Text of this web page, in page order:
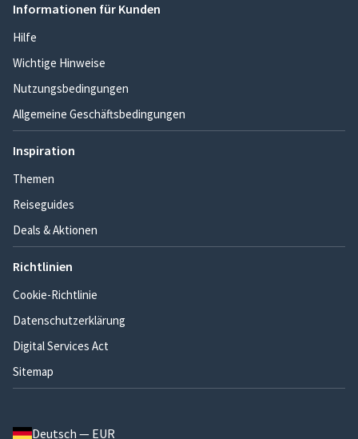
Informationen für Kunden
Hilfe
Wichtige Hinweise
Nutzungsbedingungen
Allgemeine Geschäftsbedingungen
Inspiration
Themen
Reiseguides
Deals & Aktionen
Richtlinien
Cookie-Richtlinie
Datenschutzerklärung
Digital Services Act
Sitemap
Deutsch — EUR